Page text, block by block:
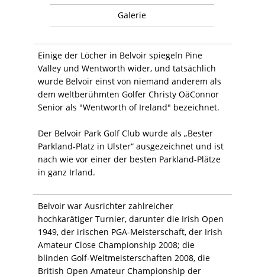
Galerie
Einige der Löcher in Belvoir spiegeln Pine
Valley und Wentworth wider, und tatsächlich
wurde Belvoir einst von niemand anderem als
dem weltberühmten Golfer Christy OäConnor
Senior als "Wentworth of Ireland" bezeichnet.
Der Belvoir Park Golf Club wurde als „Bester
Parkland-Platz in Ulster“ ausgezeichnet und ist
nach wie vor einer der besten Parkland-Plätze
in ganz Irland.
Belvoir war Ausrichter zahlreicher
hochkarätiger Turnier, darunter die Irish Open
1949, der irischen PGA-Meisterschaft, der Irish
Amateur Close Championship 2008; die
blinden Golf-Weltmeisterschaften 2008, die
British Open Amateur Championship der